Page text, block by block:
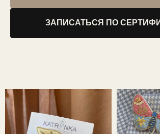
ЗАПИСАТЬСЯ ПО